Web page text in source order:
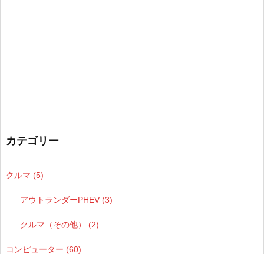
カテゴリー
クルマ (5)
アウトランダーPHEV (3)
クルマ（その他） (2)
コンピューター (60)